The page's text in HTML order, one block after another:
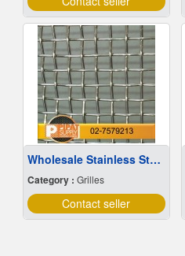
Wholesale Stainless Steel Wire Netting
Category : Grilles
Contact seller